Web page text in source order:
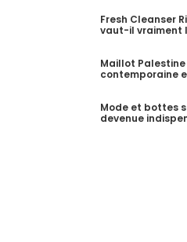
Fresh Cleanser
vaut-il vraiment
Maillot
contemporaine
Mode et bottes
devenue